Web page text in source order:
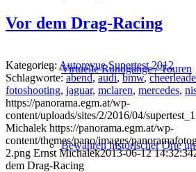
Virtuelle Rundgänge / Touren
Bewahren historischer Orte
Vor dem Drag-Racing
Kategorien: Autorevue Supertest 2012
Schlagworte:abend,audi,bmw,
fotoshooting, jaguar, mclaren, mercedes,
https://panorama.egm.at/wp-
content/uploads/sites/2/2016/04/
Michalek https://panorama.egm.at/wp-
content/themes/pano/images/
2.png Ernst Michalek2013-06-12 14:32:34
dem Drag-Racing